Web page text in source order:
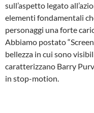
sull’aspetto legato
elementi fondamentali
personaggi una forte
Abbiamo postato
bellezza in cui sono
caratterizzano Barry
in stop-motion.